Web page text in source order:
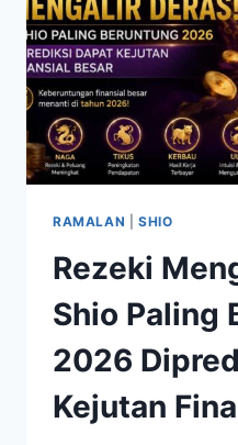
RAMALAN SHIO
Rezeki
Shio Paling
2026
Kejutan